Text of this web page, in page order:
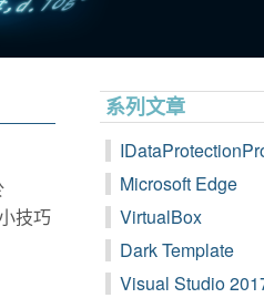
技巧
系列文章
Microsoft Edge
VirtualBox
Dark Template
Visual Studio